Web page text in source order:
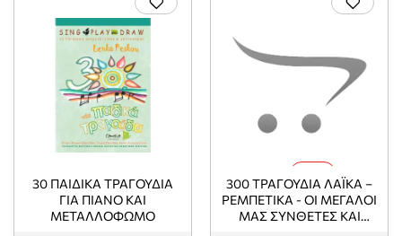
30 ΠΑΙΔΙΚΑ ΤΡΑΓΟΥΔΙΑ
ΓΙΑ ΠΙΑΝΟ ΚΑΙ
ΜΕΤΑΛΛΟΦΩΜΟ
300 ΤΡΑΓΟΥΔΙΑ ΛΑΪΚΑ –
ΡΕΜΠΕΤΙΚΑ - ΟΙ ΜΕΓΑΛΟΙ
ΜΑΣ ΣΥΝΘΕΤΕΣ ΚΑΙ